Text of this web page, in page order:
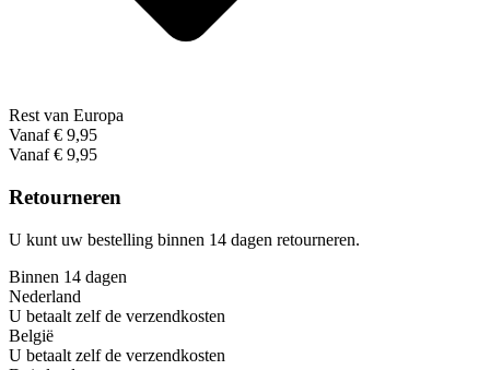
Rest van Europa
Vanaf € 9,95
Vanaf € 9,95
Retourneren
U kunt uw bestelling binnen 14 dagen retourneren.
Binnen 14 dagen
Nederland
U betaalt zelf de verzendkosten
België
U betaalt zelf de verzendkosten